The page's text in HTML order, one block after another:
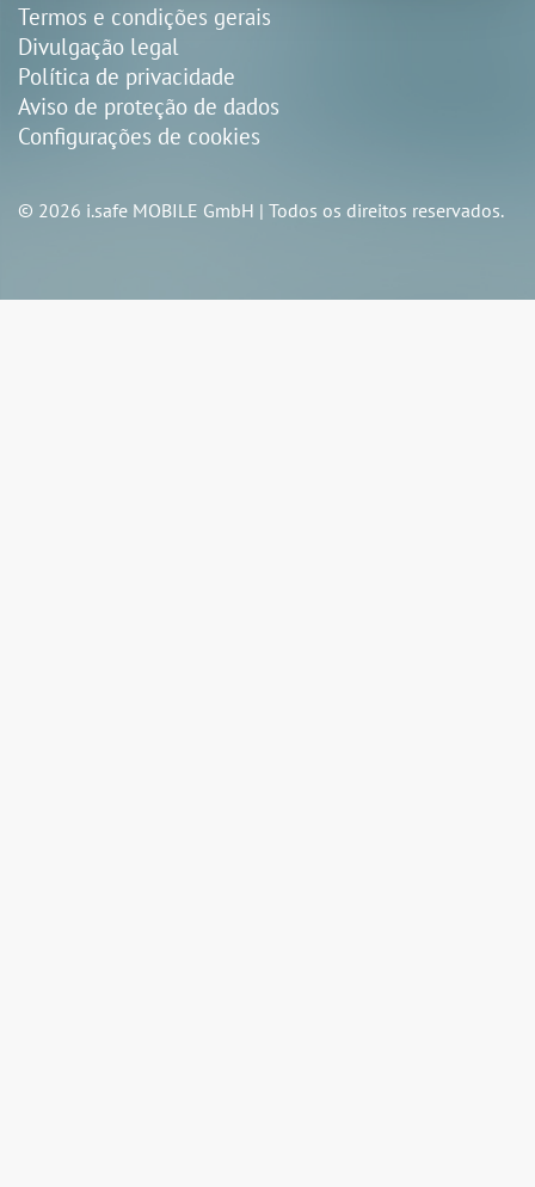
Termos e condições gerais
Divulgação legal
Política de privacidade
Aviso de proteção de dados
Configurações de cookies
© 2026 i.safe MOBILE GmbH | Todos os direitos reservados.